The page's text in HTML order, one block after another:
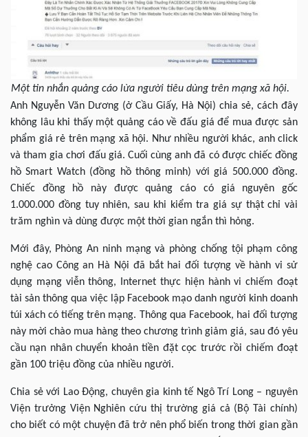
Một tin nhắn quảng cáo lừa người tiêu dùng trên mạng xã hội.
Anh Nguyễn Văn Dương (ở Cầu Giấy, Hà Nội) chia sẻ, cách đây
không lâu khi thấy một quảng cáo về đấu giá để mua được sản
phẩm giá rẻ trên mạng xã hội. Như nhiều người khác, anh click
và tham gia chơi đấu giá. Cuối cùng anh đã có được chiếc đồng
hồ Smart Watch (đồng hồ thông minh) với giá 500.000 đồng.
Chiếc đồng hồ này được quảng cáo có giá nguyên gốc
1.000.000 đồng tuy nhiên, sau khi kiểm tra giá sự thật chỉ vài
trăm nghìn và dùng được một thời gian ngắn thì hỏng.
Mới đây, Phòng An ninh mạng và phòng chống tội phạm công
nghệ cao Công an Hà Nội đã bắt hai đối tượng về hành vi sử
dụng mạng viễn thông, Internet thực hiện hành vi chiếm đoạt
tài sản thông qua việc lập Facebook mạo danh người kinh doanh
túi xách có tiếng trên mạng. Thông qua Facebook, hai đối tượng
này mời chào mua hàng theo chương trình giảm giá, sau đó yêu
cầu nạn nhân chuyển khoản tiền đặt cọc trước rồi chiếm đoạt
gần 100 triệu đồng của nhiều người.
Chia sẻ với Lao Động, chuyên gia kinh tế Ngô Trí Long – nguyên
Viện trưởng Viện Nghiên cứu thị trường giá cả (Bộ Tài chính)
cho biết có một chuyện đã trở nên phổ biến trong thời gian gần